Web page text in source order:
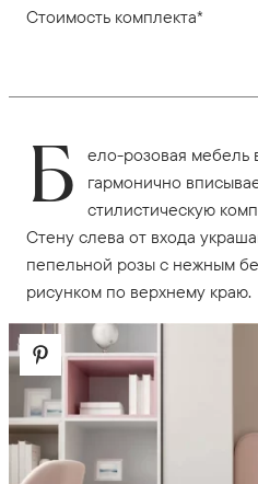
Стоимость комплекта*
Б
ело-розовая мебель
гармонично
стилистическую
Стену слева от входа
пепельной розы с нежным
рисунком по верхнему краю.